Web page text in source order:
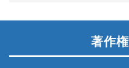
著作